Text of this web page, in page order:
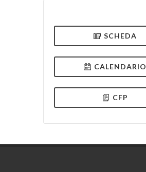
SCHEDA
CALENDARIO
CFP